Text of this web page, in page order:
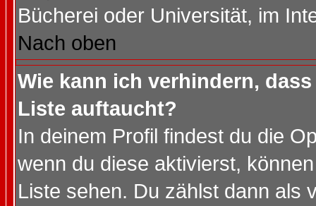
Bücherei oder Universität, im
Nach oben
Wie kann ich verhindern,
Liste auftaucht?
In deinem Profil findest du die
wenn du diese aktivierst,
Liste sehen. Du zählst dann als